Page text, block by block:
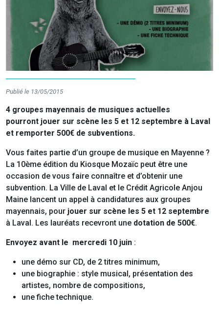
Publié le 13/05/2015
4 groupes mayennais de musiques actuelles
pourront jouer sur scène les 5 et 12 septembre à Laval
et remporter 500€ de subventions.
Vous faites partie d’un groupe de musique en Mayenne ?
La 10ème édition du Kiosque Mozaïc peut être une
occasion de vous faire connaître et d’obtenir une
subvention. La Ville de Laval et le Crédit Agricole Anjou
Maine lancent un appel à candidatures aux groupes
mayennais, pour jouer sur scène les 5 et 12 septembre
à Laval. Les lauréats recevront une dotation de 500€.
Envoyez avant le mercredi 10 juin :
une démo sur CD, de 2 titres minimum,
une biographie : style musical, présentation des
artistes, nombre de compositions,
une fiche technique.